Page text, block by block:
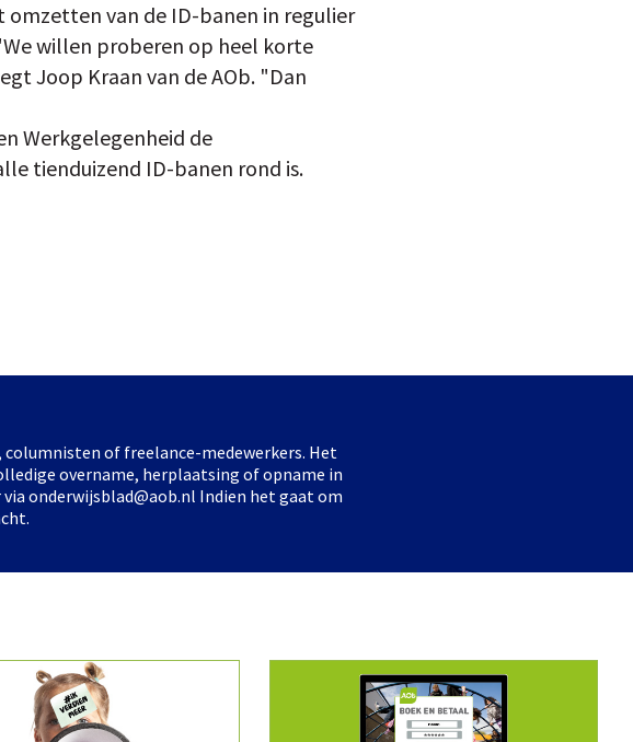
van de ID-banen in regulier
willen proberen op heel korte
Joop Kraan van de AOb. "Dan
Werkgelegenheid de
tienduizend ID-banen rond is.
of freelance-medewerkers. Het
overname, herplaatsing of opname in
onderwijsblad@aob.nl Indien het gaat om